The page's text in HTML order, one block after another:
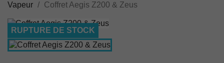
Vapeur
Coffret Aegis Z200 & Zeus
RUPTURE DE STOCK